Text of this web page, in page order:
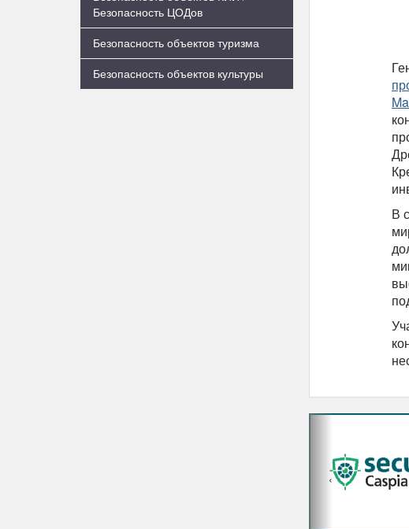
Безопасность ЦОДов
Безопасность объектов туризма
Безопасность объектов культуры
В
‹